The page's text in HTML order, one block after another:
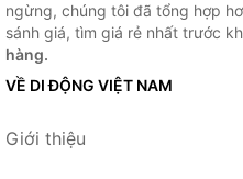
ngừng, chúng tôi đã tổng hợp
sánh giá, tìm giá rẻ nhất trước
hàng.
VỀ DI ĐỘNG VIỆT NAM
Giới thiệu